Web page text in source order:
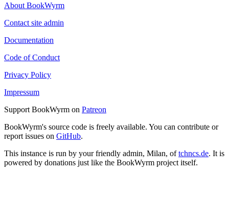
About BookWyrm
Contact site admin
Documentation
Code of Conduct
Privacy Policy
Impressum
Support BookWyrm on Patreon
BookWyrm's source code is freely available. You can contribute or
report issues on GitHub.
This instance is run by your friendly admin, Milan, oftchncs.de. It is
powered by donations just like the BookWyrm project itself.